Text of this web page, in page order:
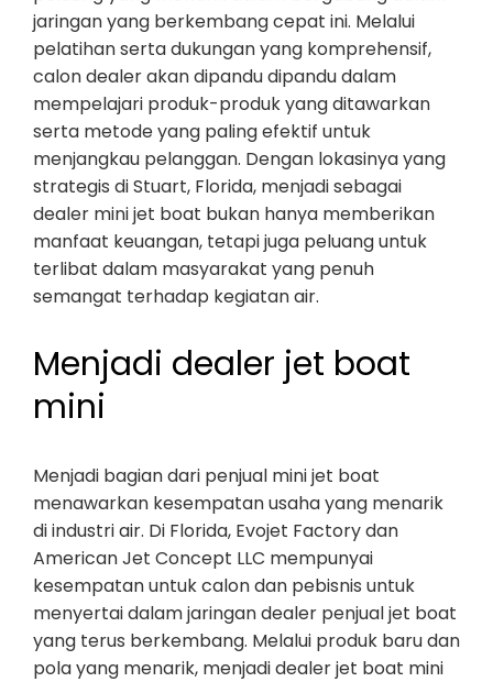
jaringan yang berkembang cepat ini. Melalui
pelatihan serta dukungan yang komprehensif,
calon dealer akan dipandu dipandu dalam
mempelajari produk-produk yang ditawarkan
serta metode yang paling efektif untuk
menjangkau pelanggan. Dengan lokasinya yang
strategis di Stuart, Florida, menjadi sebagai
dealer mini jet boat bukan hanya memberikan
manfaat keuangan, tetapi juga peluang untuk
terlibat dalam masyarakat yang penuh
semangat terhadap kegiatan air.
Menjadi dealer jet boat
mini
Menjadi bagian dari penjual mini jet boat
menawarkan kesempatan usaha yang menarik
di industri air. Di Florida, Evojet Factory dan
American Jet Concept LLC mempunyai
kesempatan untuk calon dan pebisnis untuk
menyertai dalam jaringan dealer penjual jet boat
yang terus berkembang. Melalui produk baru dan
pola yang menarik, menjadi dealer jet boat mini